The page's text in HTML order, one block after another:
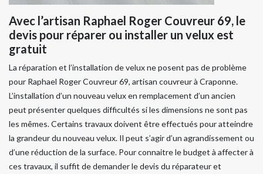
Avec l’artisan Raphael Roger Couvreur 69, le
devis pour réparer ou installer un velux est
gratuit
La réparation et l’installation de velux ne posent pas de problème
pour Raphael Roger Couvreur 69, artisan couvreur à Craponne.
L’installation d’un nouveau velux en remplacement d’un ancien
peut présenter quelques difficultés si les dimensions ne sont pas
les mêmes. Certains travaux doivent être effectués pour atteindre
la grandeur du nouveau velux. Il peut s’agir d’un agrandissement ou
d’une réduction de la surface. Pour connaitre le budget à affecter à
ces travaux, il suffit de demander le devis du réparateur et